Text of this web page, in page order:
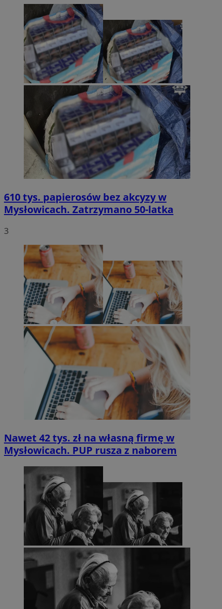
610 tys. papierosów bez akcyzy w
Mysłowicach. Zatrzymano 50-latka
3
Nawet 42 tys. zł na własną firmę w
Mysłowicach. PUP rusza z naborem